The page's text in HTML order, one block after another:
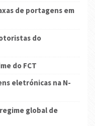
de portagens em
do
do FCT
eletrónicas na N-
global de